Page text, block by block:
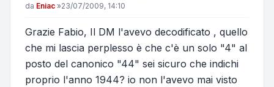
Messaggio
da Eniac »23/07/2009, 14:10
Grazie Fabio, Il DM l'avevo decodificato , quello
che mi lascia perplesso è che c'è un solo "4" al
posto del canonico "44" sei sicuro che indichi
proprio l'anno 1944? io non l'avevo mai visto